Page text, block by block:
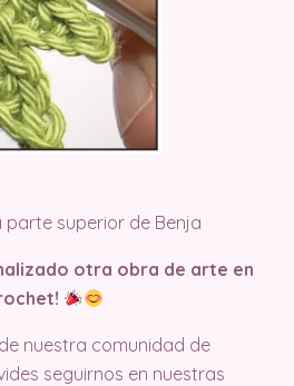
parte superior de Benja
otra obra de arte en
nuestra comunidad de
seguirnos en nuestras